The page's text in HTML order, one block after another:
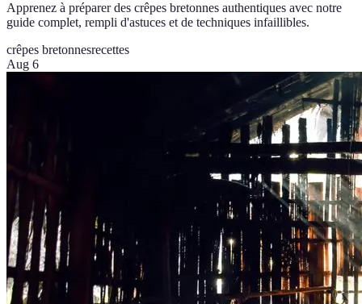
Apprenez à préparer des crêpes bretonnes authentiques avec notre
guide complet, rempli d'astuces et de techniques infaillibles.
crêpes bretonnesrecettes
Aug 6